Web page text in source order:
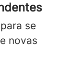
para se
novas